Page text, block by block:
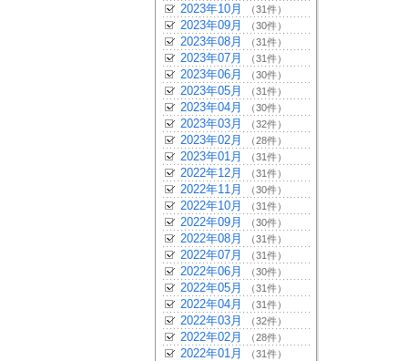
2023年10月 （31件）
2023年09月 （30件）
2023年08月 （31件）
2023年07月 （31件）
2023年06月 （30件）
2023年05月 （31件）
2023年04月 （30件）
2023年03月 （32件）
2023年02月 （28件）
2023年01月 （31件）
2022年12月 （31件）
2022年11月 （30件）
2022年10月 （31件）
2022年09月 （30件）
2022年08月 （31件）
2022年07月 （31件）
2022年06月 （30件）
2022年05月 （31件）
2022年04月 （31件）
2022年03月 （32件）
2022年02月 （28件）
2022年01月 （31件）